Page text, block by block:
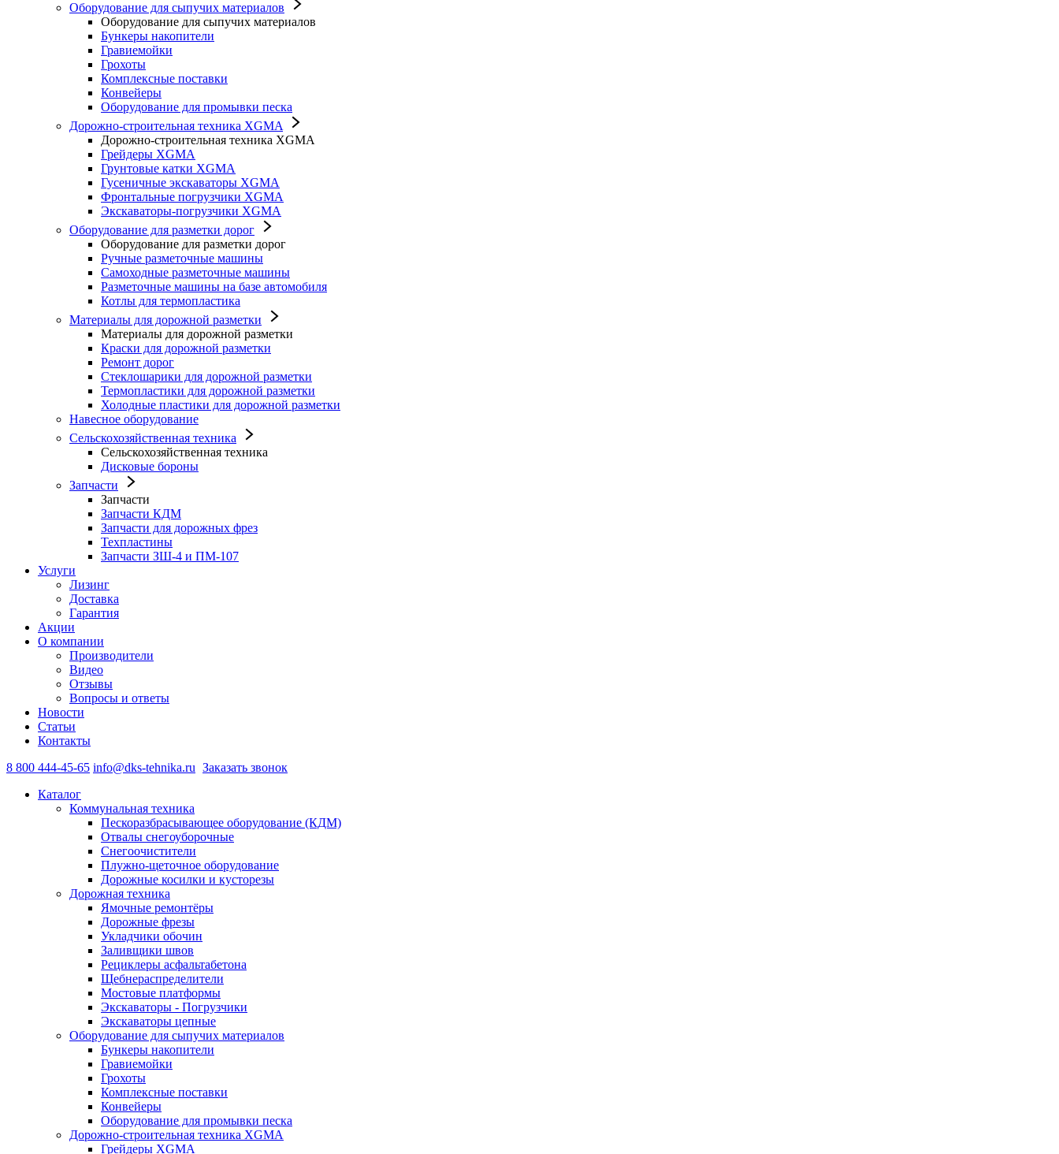
Оборудование для сыпучих материалов
Оборудование для сыпучих материалов
Бункеры накопители
Гравиемойки
Грохоты
Комплексные поставки
Конвейеры
Оборудование для промывки песка
Дорожно-строительная техника XGMA
Дорожно-строительная техника XGMA
Грейдеры XGMA
Грунтовые катки XGMA
Гусеничные экскаваторы XGMA
Фронтальные погрузчики XGMA
Экскаваторы-погрузчики XGMA
Оборудование для разметки дорог
Оборудование для разметки дорог
Ручные разметочные машины
Самоходные разметочные машины
Разметочные машины на базе автомобиля
Котлы для термопластика
Материалы для дорожной разметки
Материалы для дорожной разметки
Краски для дорожной разметки
Ремонт дорог
Стеклошарики для дорожной разметки
Термопластики для дорожной разметки
Холодные пластики для дорожной разметки
Навесное оборудование
Сельскохозяйственная техника
Сельскохозяйственная техника
Дисковые бороны
Запчасти
Запчасти
Запчасти КДМ
Запчасти для дорожных фрез
Техпластины
Запчасти ЗШ-4 и ПМ-107
Услуги
Лизинг
Доставка
Гарантия
Акции
О компании
Производители
Видео
Отзывы
Вопросы и ответы
Новости
Статьи
Контакты
8 800 444-45-65 info@dks-tehnika.ru Заказать звонок
Каталог
Коммунальная техника
Пескоразбрасывающее оборудование (КДМ)
Отвалы снегоуборочные
Снегоочистители
Плужно-щеточное оборудование
Дорожные косилки и кусторезы
Дорожная техника
Ямочные ремонтёры
Дорожные фрезы
Укладчики обочин
Заливщики швов
Рециклеры асфальтабетона
Щебнераспределители
Мостовые платформы
Экскаваторы - Погрузчики
Экскаваторы цепные
Оборудование для сыпучих материалов
Бункеры накопители
Гравиемойки
Грохоты
Комплексные поставки
Конвейеры
Оборудование для промывки песка
Дорожно-строительная техника XGMA
Грейдеры XGMA